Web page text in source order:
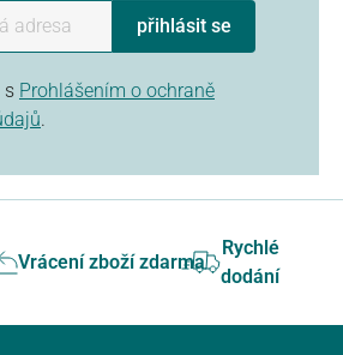
přihlásit se
s Prohlášením o ochraně
.
Vrácení zboží zdarma
Rychlé
dodání